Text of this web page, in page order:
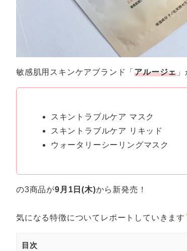
敏感肌用スキンケアブランド「アルージェ
スキントラブルケア マスク
スキントラブルケア リキッド
ウォータリーシーリングマスク
の3商品が9月1日(木)から新発売！
気になる特徴についてレポートしていきます
目次